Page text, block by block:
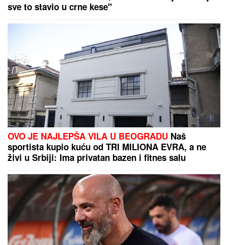
Srećan Sveti Pantelija! Ako vas danas izljubi
potpuni stranac, ne brinite, ima dobar razlog za to
Vic dana: Švaba na proputovanju
kroz Srbiju doživeo saobraćajku u
blizini Pirota...